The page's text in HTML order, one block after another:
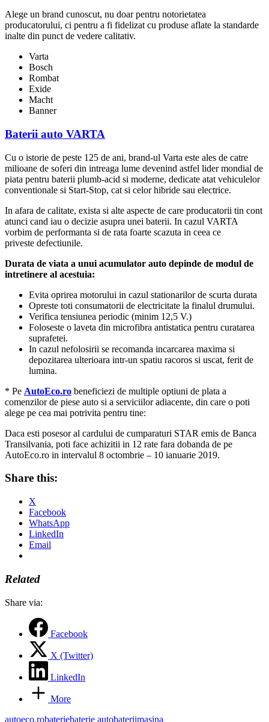
Alege un brand cunoscut, nu doar pentru notorietatea
producatorului, ci pentru a fi fidelizat cu produse aflate la standarde
inalte din punct de vedere calitativ.
Varta
Bosch
Rombat
Exide
Macht
Banner
Baterii auto VARTA
Cu o istorie de peste 125 de ani, brand-ul Varta este ales de catre
milioane de soferi din intreaga lume devenind astfel lider mondial de
piata pentru baterii plumb-acid si moderne, dedicate atat vehiculelor
conventionale si Start-Stop, cat si celor hibride sau electrice.
In afara de calitate, exista si alte aspecte de care producatorii tin cont
atunci cand iau o decizie asupra unei baterii. In cazul VARTA
vorbim de performanta si de rata foarte scazuta in ceea ce
priveste defectiunile.
Durata de viata a unui acumulator auto depinde de modul de
intretinere al acestuia:
Evita oprirea motorului in cazul stationarilor de scurta durata
Opreste toti consumatorii de electricitate la finalul drumului.
Verifica tensiunea periodic (minim 12,5 V.)
Foloseste o laveta din microfibra antistatica pentru curatarea
suprafetei.
In cazul nefolosirii se recomanda incarcarea maxima si
depozitarea ulterioara intr-un spatiu racoros si uscat, ferit de
lumina.
* Pe AutoEco.ro beneficiezi de multiple optiuni de plata a
comenzilor de piese auto si a serviciilor adiacente, din care o poti
alege pe cea mai potrivita pentru tine:
Daca esti posesor al cardului de cumparaturi STAR emis de Banca
Transilvania, poti face achizitii in 12 rate fara dobanda de pe
AutoEco.ro in intervalul 8 octombrie – 10 ianuarie 2019.
Share this:
X
Facebook
WhatsApp
LinkedIn
Email
Related
Share via:
Facebook
X (Twitter)
LinkedIn
More
Tags:
autoeco.robateriebaterie autobateriimasina